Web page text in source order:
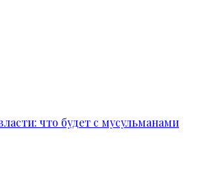
что будет с мусульманами